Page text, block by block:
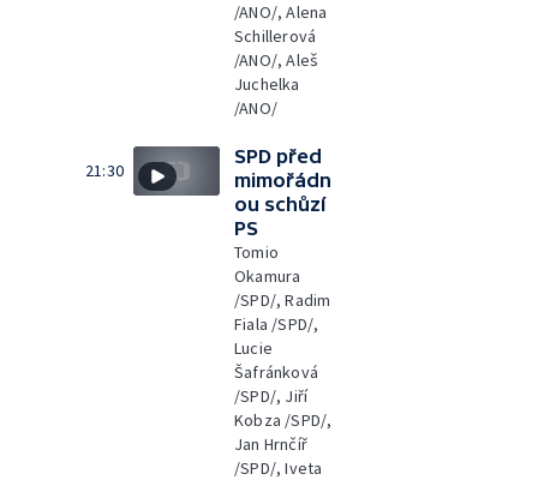
/ANO/, Alena
Schillerová
/ANO/, Aleš
Juchelka
/ANO/
21:30
SPD před
mimořádn
ou schůzí
PS
Tomio
Okamura
/SPD/, Radim
Fiala /SPD/,
Lucie
Šafránková
/SPD/, Jiří
Kobza /SPD/,
Jan Hrnčíř
/SPD/, Iveta